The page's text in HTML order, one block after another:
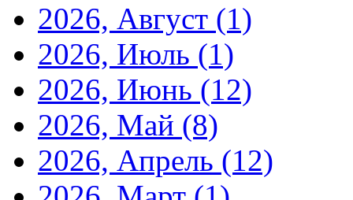
2026, Август (1)
2026, Июль (1)
2026, Июнь (12)
2026, Май (8)
2026, Апрель (12)